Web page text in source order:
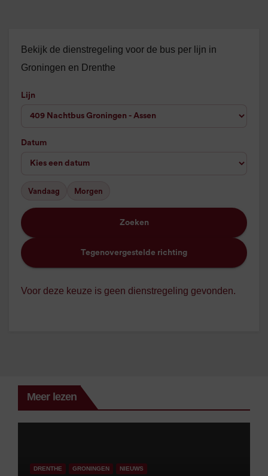
Bekijk de dienstregeling voor de bus per lijn in
Groningen en Drenthe
Lijn
Datum
Vandaag Morgen
Zoeken
Tegenovergestelde richting
Voor deze keuze is geen dienstregeling gevonden.
Meer lezen
DRENTHE GRONINGEN NIEUWS